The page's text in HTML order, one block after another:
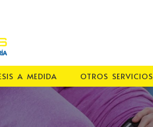
A MEDIDA OTROS SERVICIOS